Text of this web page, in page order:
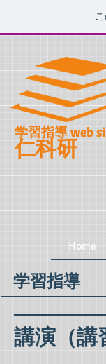
学習指導 web
仁科研
学習指導
Home
講演（講